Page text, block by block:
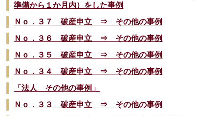
準備から１か月内）をした事例
Ｎｏ．３７ 破産申立 ⇒ その他の事例
Ｎｏ．３６ 破産申立 ⇒ その他の事例
Ｎｏ．３５ 破産申立 ⇒ その他の事例
Ｎｏ．３４ 破産申立 ⇒ その他の事例
「法人 その他の事例」
Ｎｏ．３３ 破産申立 ⇒ その他の事例